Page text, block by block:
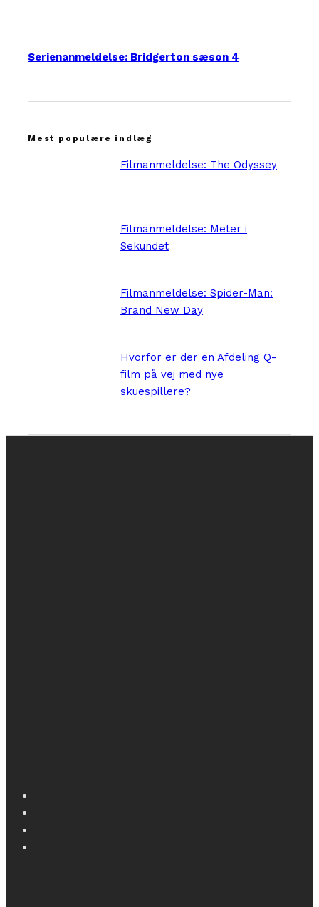
Serienanmeldelse: Bridgerton sæson 4
Mest populære indlæg
Filmanmeldelse: The Odyssey
Filmanmeldelse: Meter i
Sekundet
Filmanmeldelse: Spider-Man:
Brand New Day
Hvorfor er der en Afdeling Q-
film på vej med nye
skuespillere?